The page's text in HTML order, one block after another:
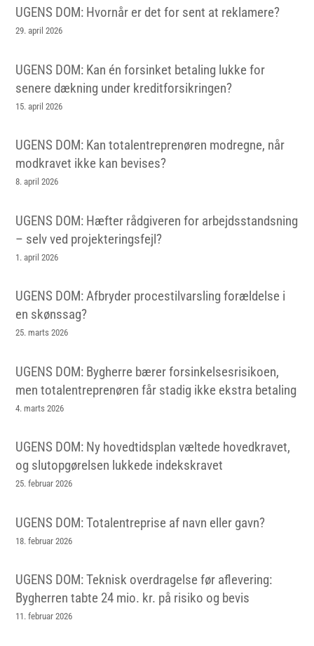
UGENS DOM: Hvornår er det for sent at reklamere?
29. april 2026
UGENS DOM: Kan én forsinket betaling lukke for
senere dækning under kreditforsikringen?
15. april 2026
UGENS DOM: Kan totalentreprenøren modregne, når
modkravet ikke kan bevises?
8. april 2026
UGENS DOM: Hæfter rådgiveren for arbejdsstandsning
– selv ved projekteringsfejl?
1. april 2026
UGENS DOM: Afbryder procestilvarsling forældelse i
en skønssag?
25. marts 2026
UGENS DOM: Bygherre bærer forsinkelsesrisikoen,
men totalentreprenøren får stadig ikke ekstra betaling
4. marts 2026
UGENS DOM: Ny hovedtidsplan væltede hovedkravet,
og slutopgørelsen lukkede indekskravet
25. februar 2026
UGENS DOM: Totalentreprise af navn eller gavn?
18. februar 2026
UGENS DOM: Teknisk overdragelse før aflevering:
Bygherren tabte 24 mio. kr. på risiko og bevis
11. februar 2026